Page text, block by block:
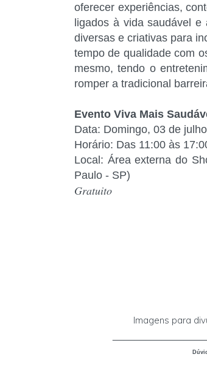
oferecer experiências,
ligados à vida saudável
diversas e criativas para
tempo de qualidade com
mesmo, tendo o
romper a tradicional
Evento Viva Mais
Data: Domingo, 03 de
Horário: Das 11:00 às
Local: Área externa do
Paulo - SP)
Gratuito
Imagens para